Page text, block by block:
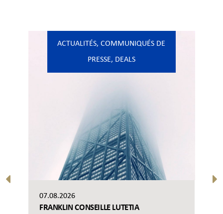
ACTUALITÉS,COMMUNIQUÉS DE
PRESSE, DEALS
07.08.2026
FRANKLIN CONSEILLE LUTETIA